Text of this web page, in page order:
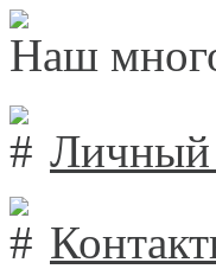
Наш
Личный